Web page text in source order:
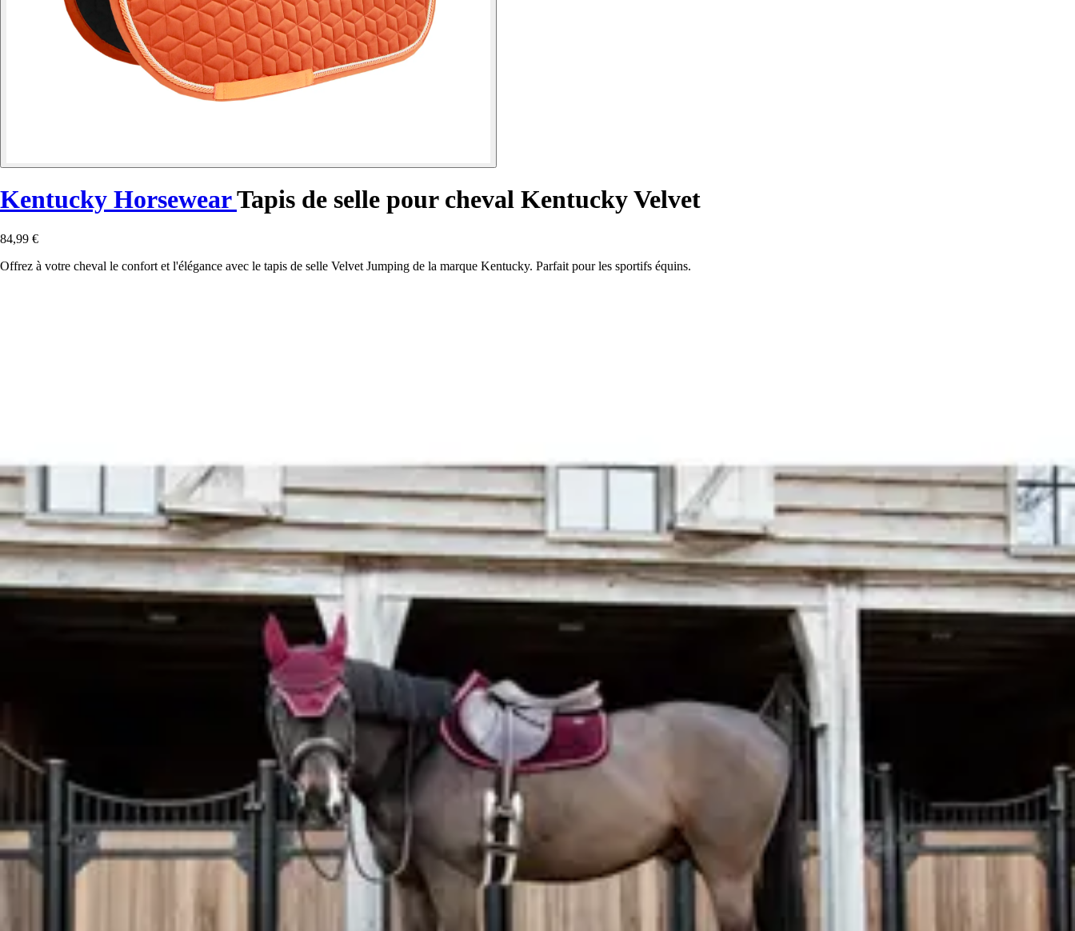
Kentucky HorsewearTapis de selle pour cheval Kentucky Velvet
84,99 €
Offrez à votre cheval le confort et l'élégance avec le tapis de selle Velvet Jumping de la marque Kentucky. Parfait pour les sportifs équins.